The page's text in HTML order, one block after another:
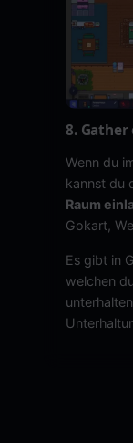
8.
Wenn du
kannst du
Raum
Gokart,
Es gibt in
welchen